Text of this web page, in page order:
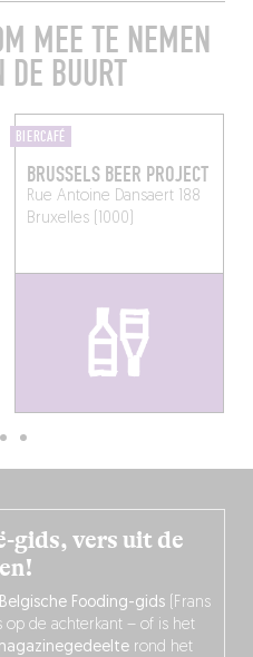
MEE TE NEMEN
DE BUURT
BIERCAFÉ
BRUSSELS BEER PROJECT
Rue Antoine Dansaert 188
Bruxelles (1000)
gids, vers uit de
Fooding-gids (Frans
op de achterkant – of is het
rond het